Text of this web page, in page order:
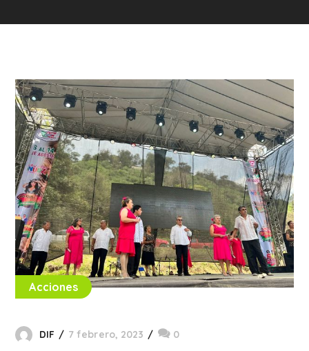
Acciones
DIF 7 febrero, 2023 0